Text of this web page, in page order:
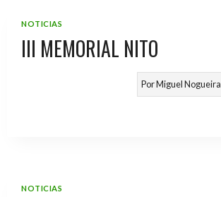
NOTICIAS
III MEMORIAL NITO
PorMiguel Nogueira
NOTICIAS